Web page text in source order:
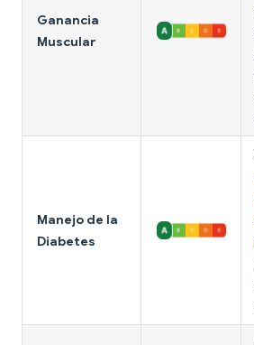
Ganancia
Muscular
Manejo de la
Diabetes